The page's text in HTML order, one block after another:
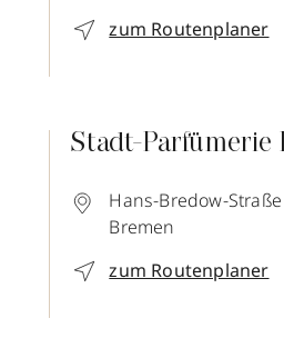
zum Routenplaner
Stadt-Parfümerie
Hans-Bredow-
Bremen
zum Routenplaner